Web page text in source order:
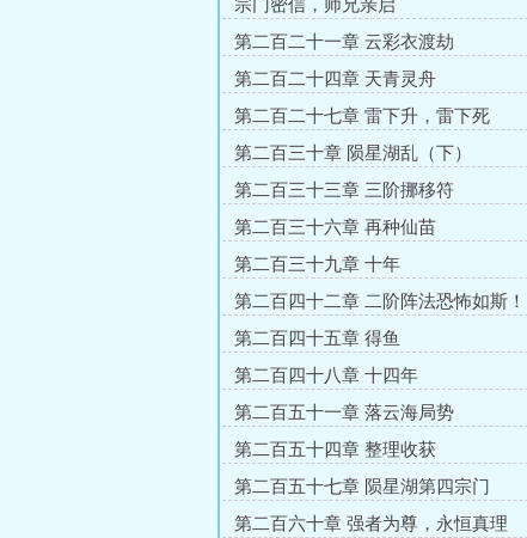
宗门密信，师兄亲启
第二百二十一章 云彩衣渡劫
第二百二十四章 天青灵舟
第二百二十七章 雷下升，雷下死
第二百三十章 陨星湖乱（下）
第二百三十三章 三阶挪移符
第二百三十六章 再种仙苗
第二百三十九章 十年
第二百四十二章 二阶阵法恐怖如斯！
第二百四十五章 得鱼
第二百四十八章 十四年
第二百五十一章 落云海局势
第二百五十四章 整理收获
第二百五十七章 陨星湖第四宗门
第二百六十章 强者为尊，永恒真理